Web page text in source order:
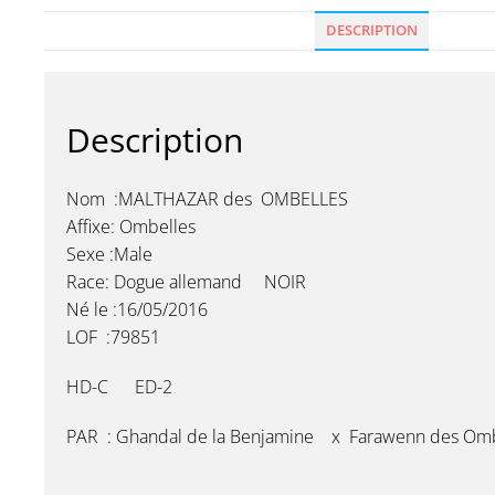
DESCRIPTION
Description
Nom :MALTHAZAR des OMBELLES
Affixe: Ombelles
Sexe :Male
Race: Dogue allemand NOIR
Né le :16/05/2016
LOF :79851
HD-C ED-2
PAR : Ghandal de la Benjamine x Farawenn des